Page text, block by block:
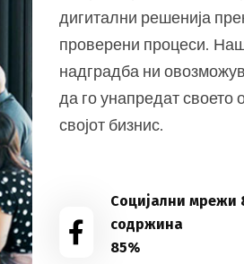
дигитални решенија
проверени процеси.
надградба ни
да го унапредат своето
својот бизнис.
Социјални мрежи
содржина
85%